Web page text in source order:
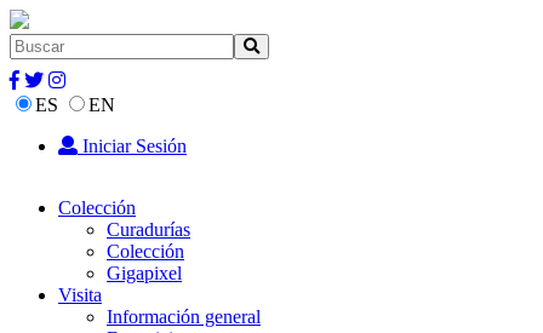
ES
EN
Iniciar Sesión
Colección
Curadurías
Colección
Gigapixel
Visita
Información general